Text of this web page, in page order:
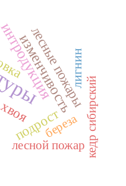
изменчивость
лесные пожары
подрост
лигнин
береза
лесной пожаркедр сибирский